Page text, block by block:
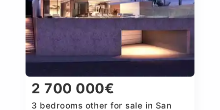
2 700 000€
3 bedrooms other for sale in San